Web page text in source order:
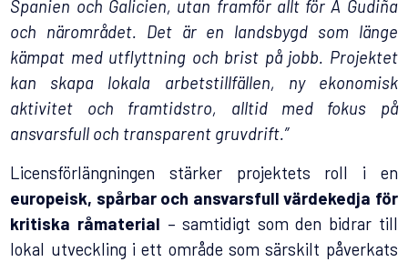
Spanien och Galicien, utan framför allt för A Gudiña
och närområdet. Det är en landsbygd som länge
kämpat med utflyttning och brist på jobb. Projektet
kan skapa lokala arbetstillfällen, ny ekonomisk
aktivitet och framtidstro, alltid med fokus på
ansvarsfull och transparent gruvdrift.”
Licensförlängningen stärker projektets roll i en
europeisk, spårbar och ansvarsfull värdekedja för
kritiska råmaterial – samtidigt som den bidrar till
lokal utveckling i ett område som särskilt påverkats